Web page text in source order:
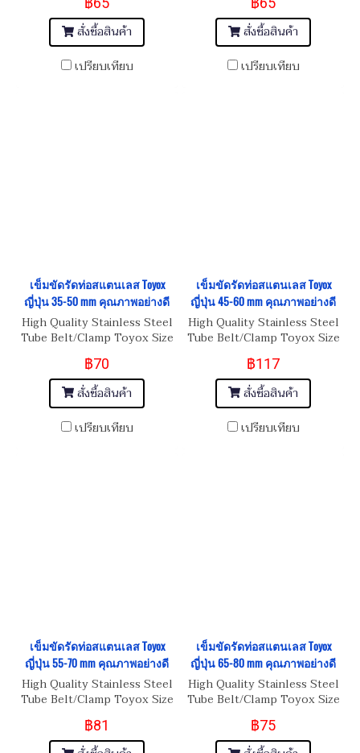
สั่งซื้อสินค้า
เปรียบเทียบ
สั่งซื้อสินค้า
เปรียบเทียบ
เข็มขัดรัดท่อสแตนเลส Toyox
ญี่ปุ่น 35-50 mm คุณภาพอย่างดี
High Quality Stainless Steel
Tube Belt/Clamp Toyox Size
35-50 mm
฿70
สั่งซื้อสินค้า
เปรียบเทียบ
เข็มขัดรัดท่อสแตนเลส Toyox
ญี่ปุ่น 45-60 mm คุณภาพอย่างดี
High Quality Stainless Steel
Tube Belt/Clamp Toyox Size
45-60 mm
฿117
สั่งซื้อสินค้า
เปรียบเทียบ
เข็มขัดรัดท่อสแตนเลส Toyox
ญี่ปุ่น 55-70 mm คุณภาพอย่างดี
High Quality Stainless Steel
Tube Belt/Clamp Toyox Size
฿81
เข็มขัดรัดท่อสแตนเลส Toyox
ญี่ปุ่น 65-80 mm คุณภาพอย่างดี
High Quality Stainless Steel
Tube Belt/Clamp Toyox Size
฿75